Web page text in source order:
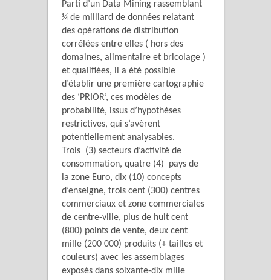
Parti d’un Data Mining rassemblant
¼ de milliard de données relatant
des opérations de distribution
corrélées entre elles ( hors des
domaines, alimentaire et bricolage )
et qualifiées, il a été possible
d’établir une première cartographie
des ‘PRIOR’, ces modèles de
probabilité, issus d’hypothèses
restrictives, qui s’avèrent
potentiellement analysables.
Trois (3) secteurs d’activité de
consommation, quatre (4) pays de
la zone Euro, dix (10) concepts
d’enseigne, trois cent (300) centres
commerciaux et zone commerciales
de centre-ville, plus de huit cent
(800) points de vente, deux cent
mille (200 000) produits (+ tailles et
couleurs) avec les assemblages
exposés dans soixante-dix mille